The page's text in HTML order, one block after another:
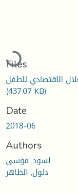
Loading...
Files
(437.07 KB)
Date
2018-06
Authors
لسود, موسى
دلول, الطاهر